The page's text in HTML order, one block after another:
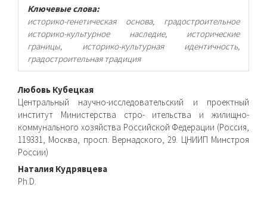
Ключевые слова:
историко-генетическая основа, градостроительное
историко-культурное наследие, исторические
границы, историко-культурная идентичность,
градостроительная традиция
Основное
содержимое
статьи
Любовь Кубецкая
Центральный научно-исследовательский и проектный
институт Министерства стро- ительства и жилищно-
коммунального хозяйства Российской Федерации (Россия,
119331, Москва, просп. Вернадского, 29. ЦНИИП Минстроя
России)
Наталия Кудрявцева
Ph.D.